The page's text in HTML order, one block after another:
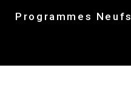
Programmes Neufs